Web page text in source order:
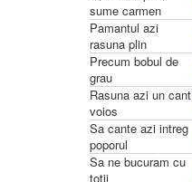
sume carmen
Pamantul azi
rasuna plin
Precum bobul de
grau
Rasuna azi un cant
voios
Sa cante azi intreg
poporul
Sa ne bucuram cu
totii